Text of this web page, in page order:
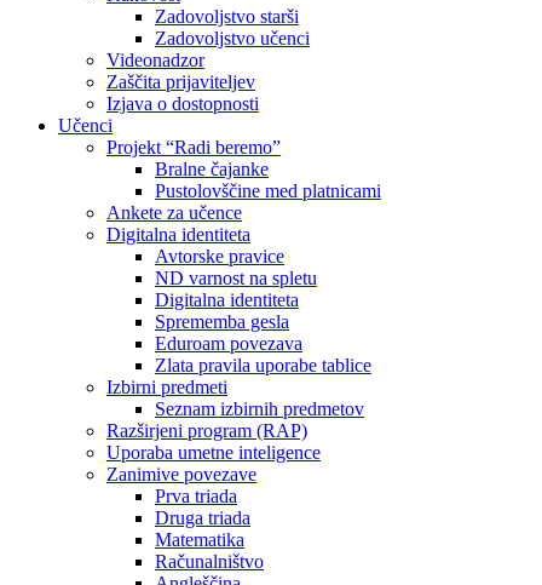
Zadovoljstvo starši
Zadovoljstvo učenci
Videonadzor
Zaščita prijaviteljev
Izjava o dostopnosti
Učenci
Projekt “Radi beremo”
Bralne čajanke
Pustolovščine med platnicami
Ankete za učence
Digitalna identiteta
Avtorske pravice
ND varnost na spletu
Digitalna identiteta
Sprememba gesla
Eduroam povezava
Zlata pravila uporabe tablice
Izbirni predmeti
Seznam izbirnih predmetov
Razširjeni program (RAP)
Uporaba umetne inteligence
Zanimive povezave
Prva triada
Druga triada
Matematika
Računalništvo